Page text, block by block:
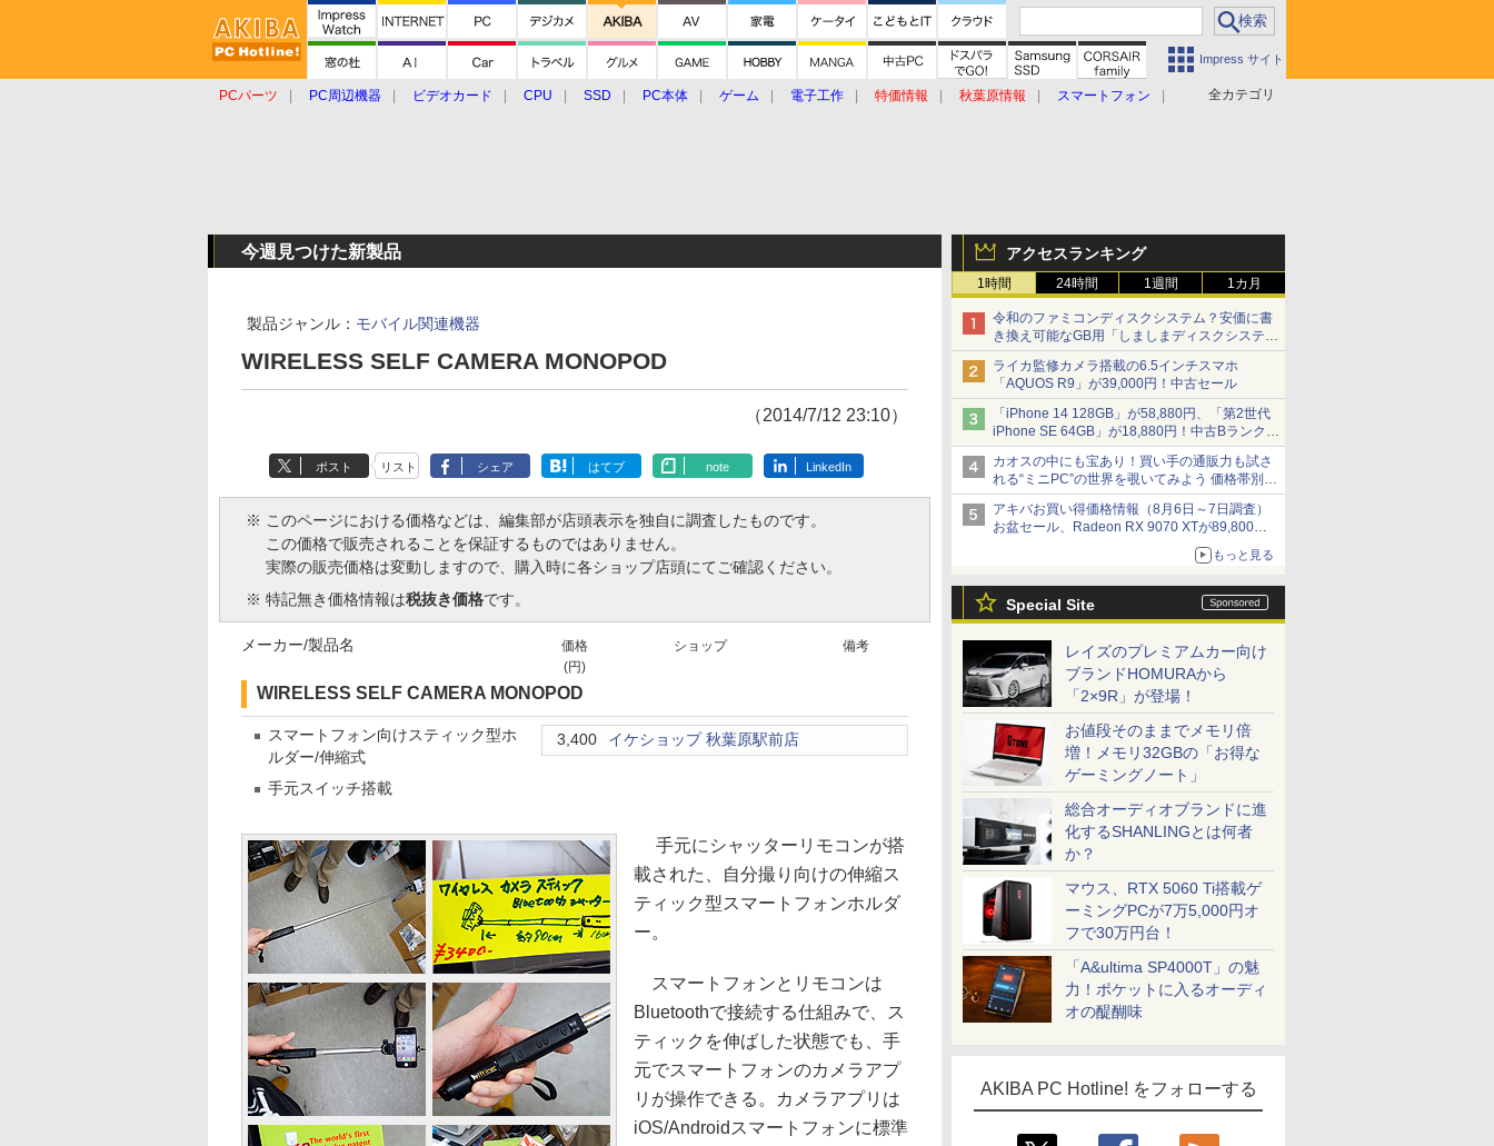
Impress サイト
全カテゴリ
PCパーツ PC周辺機器 ビデオカード CPU SSD PC本体 ゲーム 電子工作 特価情報 秋葉原情報
スマートフォン
アクセスランキング
1時間 24時間 1週間 1カ月
令和のファミコンディスクシステム？安価に書
き換え可能なGB用「しましまディスクシステ
ム」
ライカ監修カメラ搭載の6.5インチスマホ
「AQUOS R9」が39,000円！中古セール
「iPhone 14 128GB」が58,880円、「第2世代
iPhone SE 64GB」が18,880円！中古Bランク品
セール
カオスの中にも宝あり！買い手の通販力も試さ
れる“ミニPC”の世界を覗いてみよう 価格帯別に
仕様や特徴を整理、11製品をピックアップ text
by 石川 ひさよし
アキバお買い得価格情報（8月6日～7日調査）
お盆セール、Radeon RX 9070 XTが89,800
円、水平周波数24.8kHz対応の17型モニターが
9,801円、暑さ指数連動セール ほか
もっと見る
Special Site
レイズのプレミアムカー向け
ブランドHOMURAから
「2×9R」が登場！
お値段そのままでメモリ倍
増！メモリ32GBの「お得な
ゲーミングノート」
総合オーディオブランドに進
化するSHANLINGとは何者
か？
マウス、RTX 5060 Ti搭載ゲ
ーミングPCが7万5,000円オ
フで30万円台！
「A&ultima SP4000T」の魅
力！ポケットに入るオーディ
オの醍醐味
AKIBA PC Hotline! をフォローする
今週見つけた新製品
製品ジャンル： モバイル関連機器
WIRELESS SELF CAMERA MONOPOD
（2014/7/12 23:10）
ポスト リスト シェア はてブ note LinkedIn
※ このページにおける価格などは、編集部が店頭表示を独自に調査したものです。
この価格で販売されることを保証するものではありません。
実際の販売価格は変動しますので、購入時に各ショップ店頭にてご確認ください。
※ 特記無き価格情報は税抜き価格です。
価格
(円)
ショップ 備考
メーカー/製品名
WIRELESS SELF CAMERA MONOPOD
スマートフォン向けスティック型ホ
ルダー/伸縮式
手元スイッチ搭載
3,400 イケショップ 秋葉原駅前店
手元にシャッターリモコンが搭
載された、自分撮り向けの伸縮ス
ティック型スマートフォンホルダ
ー。
スマートフォンとリモコンは
Bluetoothで接続する仕組みで、ス
ティックを伸ばした状態でも、手
元でスマートフォンのカメラアプ
リが操作できる。カメラアプリは
iOS/Androidスマートフォンに標準